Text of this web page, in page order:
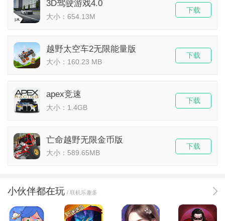
3D驾驶游戏4.0
大小：654.13M
下载
​越野太空车2无限能量版
大小：160.23 MB
下载
apex竞速
大小：1.4GB
下载
亡命越野无限金币版
大小：589.65MB
下载
小伙伴都在玩 / 联机乐趣多